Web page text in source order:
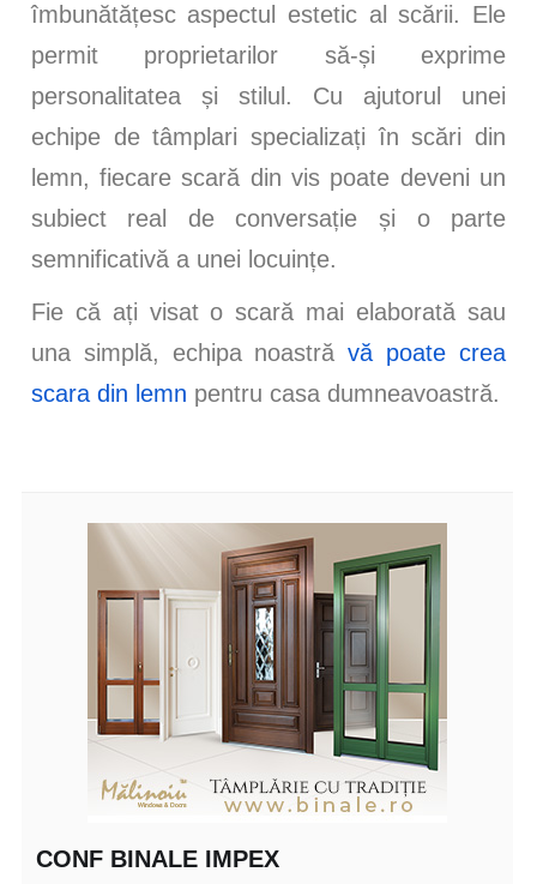
îmbunătățesc aspectul estetic al scării. Ele
permit proprietarilor să-și exprime
personalitatea și stilul. Cu ajutorul unei
echipe de tâmplari specializați în scări din
lemn, fiecare scară din vis poate deveni un
subiect real de conversație și o parte
semnificativă a unei locuințe.
Fie că ați visat o scară mai elaborată sau
una simplă, echipa noastrăvă poate crea
scara din lemn pentru casa dumneavoastră.
CONF BINALE IMPEX